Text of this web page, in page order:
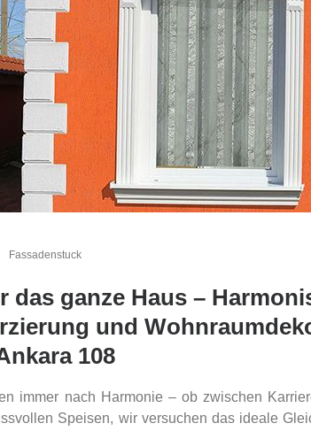
Fassadenstuck
das ganze Haus –
und
108
immer nach Harmonie – ob zwischen
Speisen, wir versuchen das ideale